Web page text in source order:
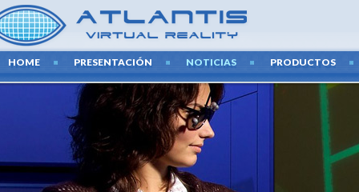
HOME PRESENTACIÓN NOTICIAS PRODUCTOS